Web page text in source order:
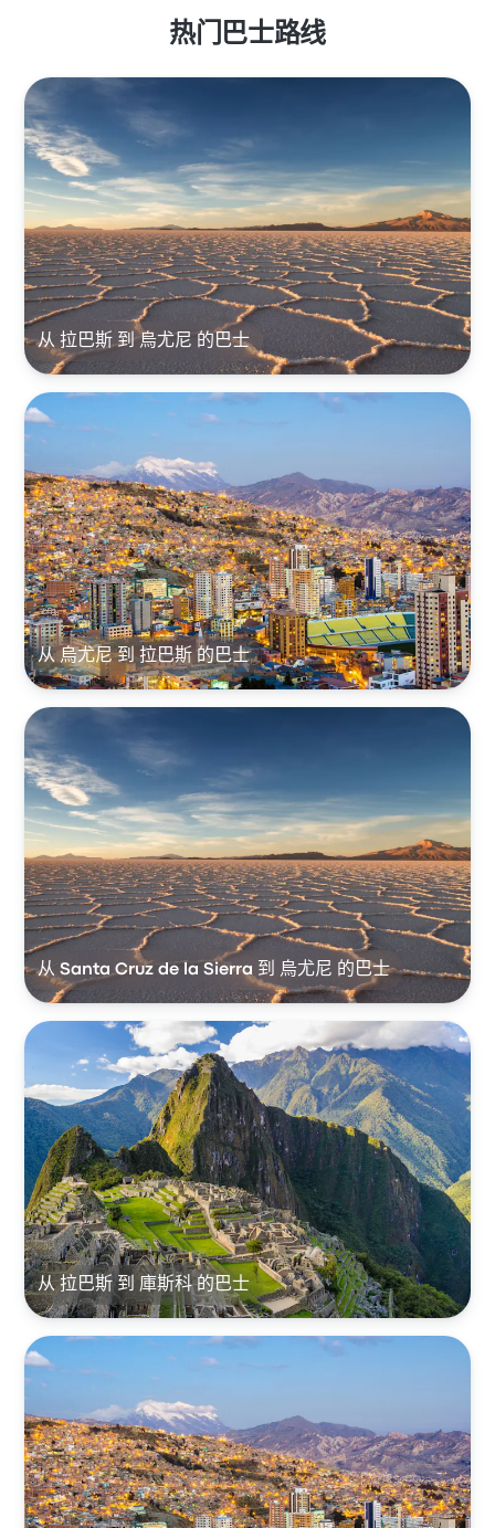
热门巴士路线
从 拉巴斯 到 烏尤尼 的巴士
从 烏尤尼 到 拉巴斯 的巴士
从 Santa Cruz de la Sierra 到 烏尤尼 的巴士
从 拉巴斯 到 庫斯科 的巴士